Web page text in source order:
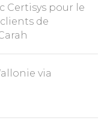
Certisys pour le
de
via